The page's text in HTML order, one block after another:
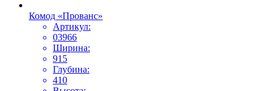
Комод «Прованс»
Артикул:
03966
Ширина:
915
Глубина:
410